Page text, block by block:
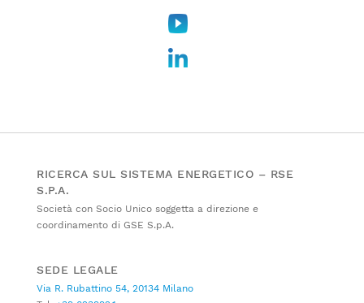
RICERCA SUL SISTEMA ENERGETICO – RSE
S.P.A.
Società con Socio Unico soggetta a direzione e
coordinamento di GSE S.p.A.
SEDE LEGALE
Via R. Rubattino 54, 20134 Milano